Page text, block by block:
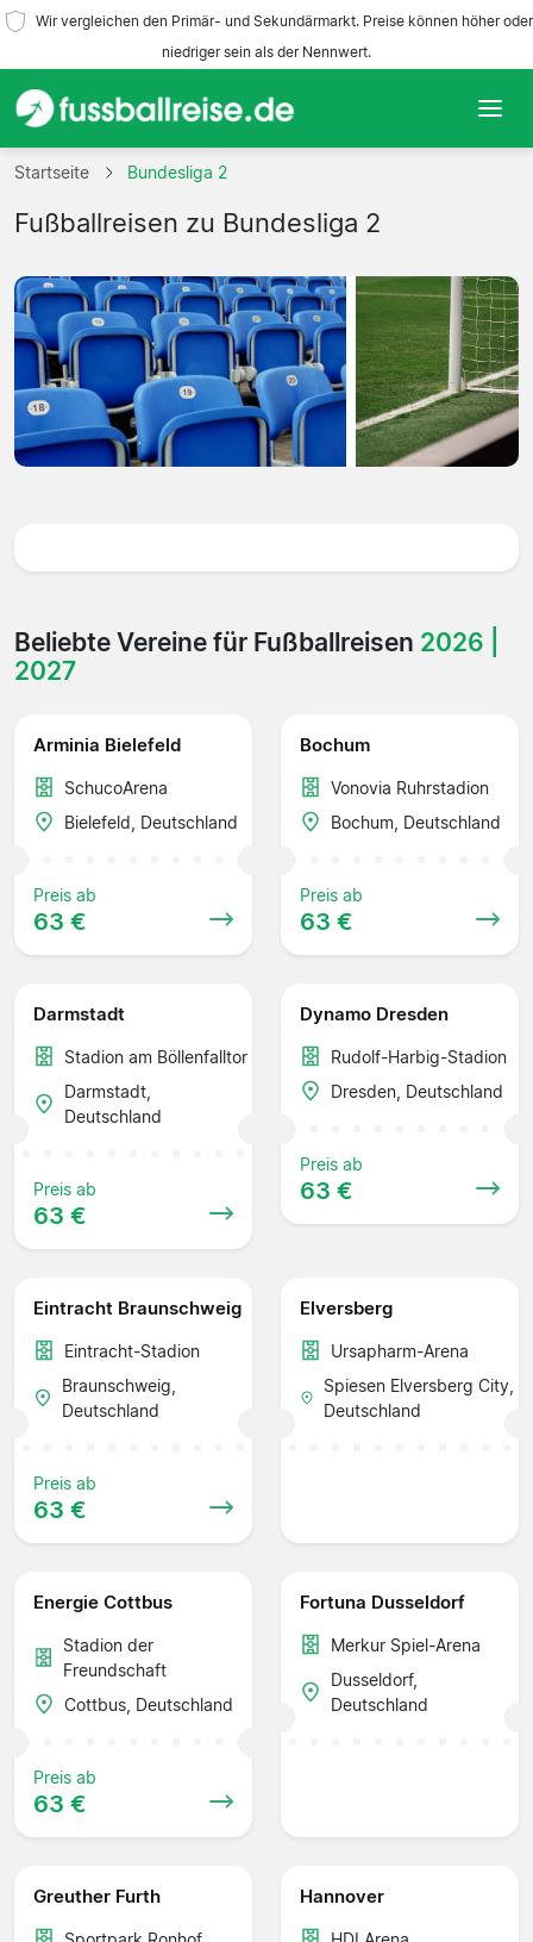
Wir vergleichen den Primär- und Sekundärmarkt. Preise können höher oder
niedriger sein als der Nennwert.
Startseite
Mannschaften
Ligen
Reisebüros
Startseite Bundesliga 2
Fußballreisen zu Bundesliga 2
Beliebte Vereine für Fußballreisen 2026 |
2027
Arminia Bielefeld
SchucoArena
Bielefeld, Deutschland
Preis ab
63 €
Bochum
Vonovia Ruhrstadion
Bochum, Deutschland
Preis ab
63 €
Darmstadt
Stadion am Böllenfalltor
Darmstadt,
Deutschland
Preis ab
63 €
Dynamo Dresden
Rudolf-Harbig-Stadion
Dresden, Deutschland
Preis ab
63 €
Eintracht Braunschweig
Eintracht-Stadion
Braunschweig,
Deutschland
Preis ab
63 €
Elversberg
Ursapharm-Arena
Spiesen Elversberg City,
Deutschland
Energie Cottbus
Stadion der
Freundschaft
Cottbus, Deutschland
Preis ab
63 €
Fortuna Dusseldorf
Merkur Spiel-Arena
Dusseldorf,
Deutschland
Greuther Furth Hannover